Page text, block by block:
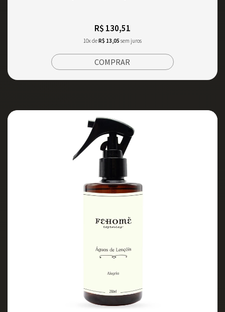
R$ 130,51
10x deR$ 13,05 sem juros
COMPRAR